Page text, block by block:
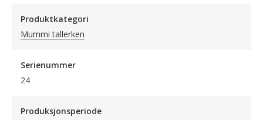
Produktkategori
Mummi tallerken
Serienummer
24
Produksjonsperiode